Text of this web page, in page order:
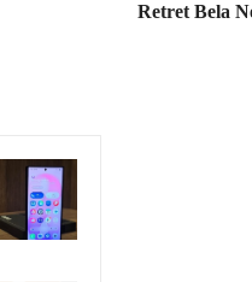
Retret Bela